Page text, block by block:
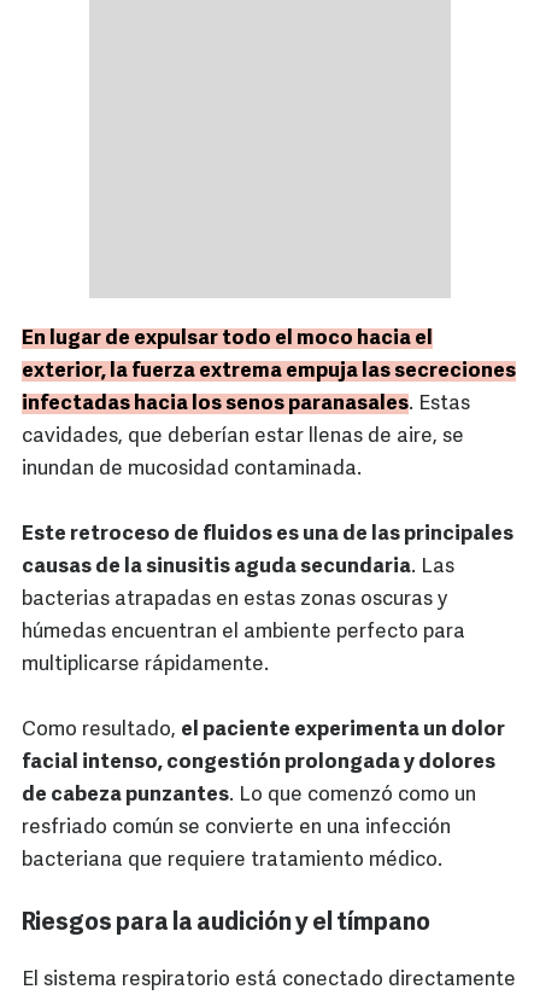
En lugar de expulsar todo el moco hacia el
exterior, la fuerza extrema empuja las secreciones
infectadas hacia los senos paranasales. Estas
cavidades, que deberían estar llenas de aire, se
inundan de mucosidad contaminada.
Este retroceso de fluidos es una de las principales
causas de la sinusitis aguda secundaria. Las
bacterias atrapadas en estas zonas oscuras y
húmedas encuentran el ambiente perfecto para
multiplicarse rápidamente.
Como resultado, el paciente experimenta un dolor
facial intenso, congestión prolongada y dolores
de cabeza punzantes. Lo que comenzó como un
resfriado común se convierte en una infección
bacteriana que requiere tratamiento médico.
Riesgos para la audición y el tímpano
El sistema respiratorio está conectado directamente